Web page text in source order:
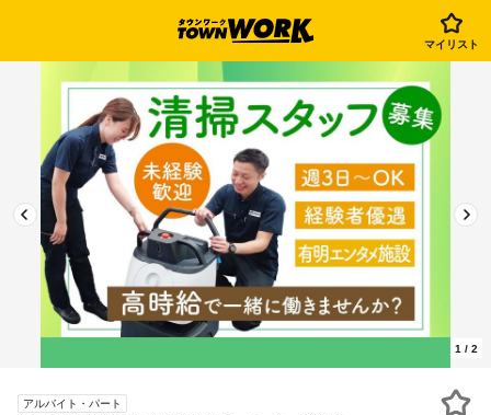
マイリスト
1 / 2
アルバイト・パート